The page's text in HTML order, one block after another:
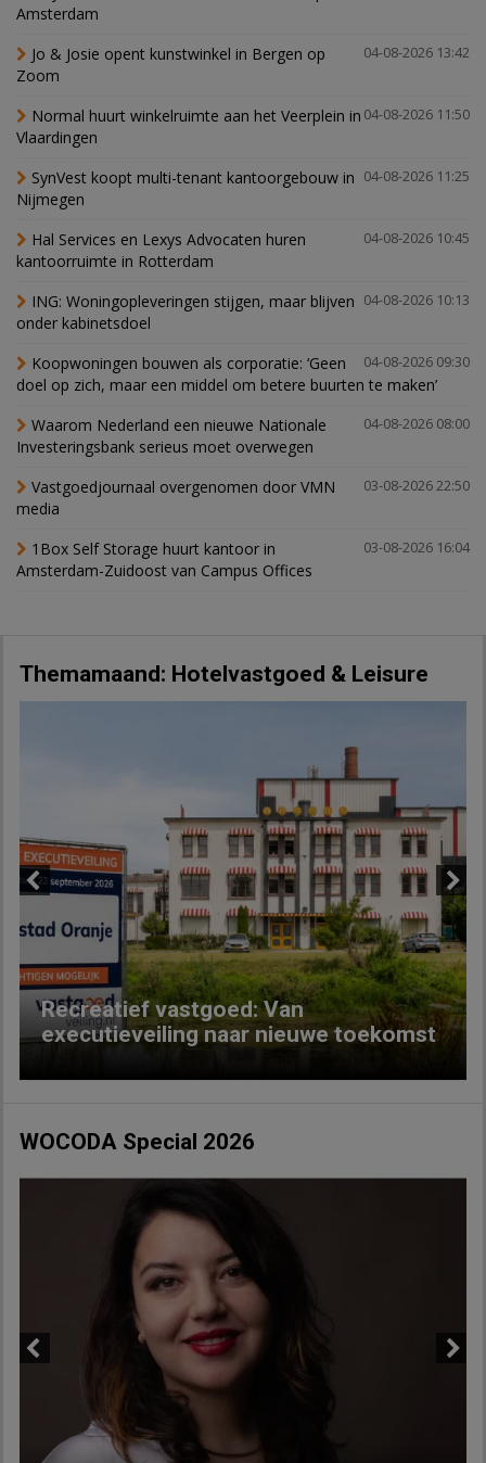
Amsterdam
04-08-2026 13:42
Jo & Josie opent kunstwinkel in Bergen op
Zoom
04-08-2026 11:50
Normal huurt winkelruimte aan het Veerplein in
Vlaardingen
04-08-2026 11:25
SynVest koopt multi-tenant kantoorgebouw in
Nijmegen
04-08-2026 10:45
Hal Services en Lexys Advocaten huren
kantoorruimte in Rotterdam
04-08-2026 10:13
ING: Woningopleveringen stijgen, maar blijven
onder kabinetsdoel
04-08-2026 09:30
Koopwoningen bouwen als corporatie: ‘Geen
doel op zich, maar een middel om betere buurten te maken’
04-08-2026 08:00
Waarom Nederland een nieuwe Nationale
Investeringsbank serieus moet overwegen
03-08-2026 22:50
Vastgoedjournaal overgenomen door VMN
media
03-08-2026 16:04
1Box Self Storage huurt kantoor in
Amsterdam-Zuidoost van Campus Offices
Themamaand: Hotelvastgoed & Leisure
Recreatief vastgoed: Van
executieveiling naar nieuwe toekomst
Next
WOCODA Special 2026